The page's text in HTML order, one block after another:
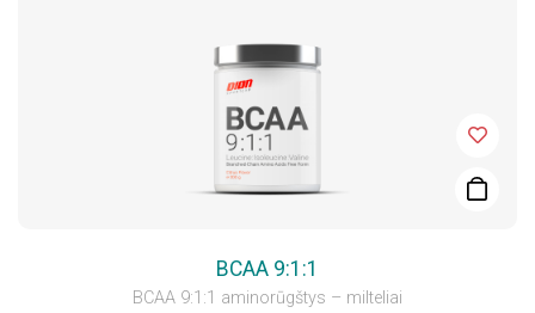
BCAA 9:1:1
BCAA 9:1:1 aminorūgštys – milteliai